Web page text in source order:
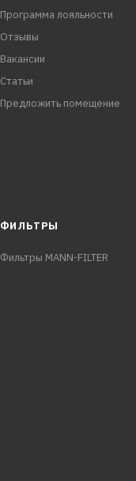
Программа лояльности
Отзывы
Вакансии
Статьи
Предложить помещение
ФИЛЬТРЫ
Фильтры MANN-FILTER